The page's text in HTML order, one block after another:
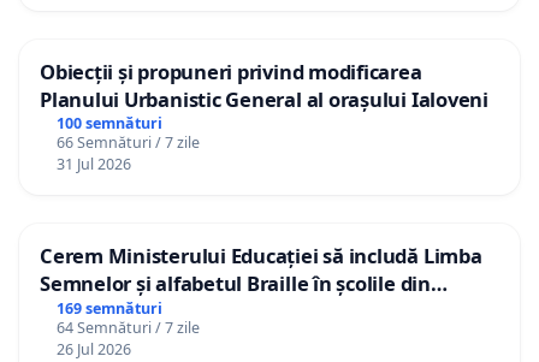
Obiecții și propuneri privind modificarea
Planului Urbanistic General al orașului Ialoveni
100 semnături
66 Semnături / 7 zile
31 Jul 2026
Cerem Ministerului Educației să includă Limba
Semnelor și alfabetul Braille în școlile din
Republica Moldova!
169 semnături
64 Semnături / 7 zile
26 Jul 2026